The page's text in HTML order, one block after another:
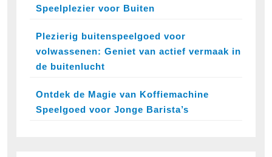
Speelplezier voor Buiten
Plezierig buitenspeelgoed voor
volwassenen: Geniet van actief vermaak in
de buitenlucht
Ontdek de Magie van Koffiemachine
Speelgoed voor Jonge Barista’s